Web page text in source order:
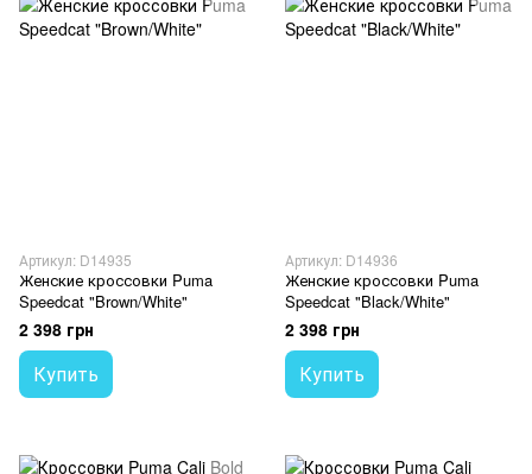
Артикул: D14935
Женские кроссовки Puma
Speedcat "Brown/White"
2 398 грн
Купить
Артикул: D14936
Женские кроссовки Puma
Speedcat "Black/White"
2 398 грн
Купить